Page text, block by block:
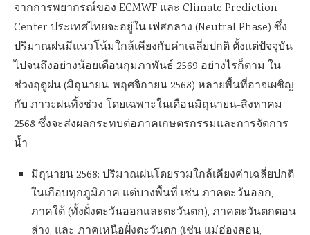
จากการพยากรณ์ของ ECMWF และ Climate Prediction
Center ประเทศไทยจะอยู่ใน เฟสกลาง (Neutral Phase) ซึ่ง
ปริมาณฝนมีแนวโน้มใกล้เคียงกับค่าเฉลี่ยปกติ ตั้งแต่ปัจจุบัน
ไปจนถึงอย่างน้อยเดือนกุมภาพันธ์ 2569 อย่างไรก็ตาม ใน
ช่วงฤดูฝน (มิถุนายน-พฤศจิกายน 2568) หลายพื้นที่อาจเผชิญ
กับ ภาวะฝนทิ้งช่วง โดยเฉพาะในเดือนมิถุนายน-สิงหาคม
2568 ซึ่งจะส่งผลกระทบต่อภาคเกษตรกรรมและการจัดการ
น้ำ
มิถุนายน 2568: ปริมาณฝนโดยรวมใกล้เคียงค่าเฉลี่ยปกติ
ในเกือบทุกภูมิภาค แต่บางพื้นที่ เช่น ภาคตะวันออก,
ภาคใต้ (ทั้งฝั่งตะวันออกและตะวันตก), ภาคตะวันตกตอน
ล่าง, และ ภาคเหนือฝั่งตะวันตก (เช่น แม่ฮ่องสอน,